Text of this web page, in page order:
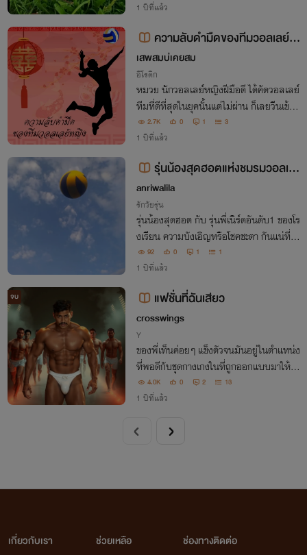
1 ปีที่แล้ว
ความลับดำมืดของทีมวอลเลย์ห
ญิง
เสพสมบ่เคยสม
อีโรติก
หมวย นักวอลเลย์หญิงฝีมือดี ได้คัดวอลเลย์
ทีมที่ดีที่สุดในยุคนั้นแต่ไม่ผ่าน ก็เลยวีนเข้าไ
ปโวยวาย ใครจะไปรู้ที่ทีมนี้เก่งที่สุดไม่ใช่แค่ฝี
มือแต่ดันเป็นเพราะว่าเคล็ดลับทางด้านกาม
2.7K 0 1 3
1 ปีที่แล้ว
รุ่นน้องสุดฮอตแห่งชมรมวอลเล
ย์บอล
anriwalila
รักวัยรุ่น
รุ่นน้องสุดฮอต กับ รุ่นพี่เนิร์ดอันดับ1 ของโร
งเรียน ความบังเอิญหรือโชคชะตา กันแน่ที่
ทำให้พวกเขาได้มาพบกัน
92 0 1 1
1 ปีที่แล้ว
จบ แฟชั่นที่ฉันเสียว
crosswings
Y
ของพี่เท็นค่อยๆ แข็งตัวจนมันอยู่ในตำแหน่ง
ที่พอดีกับชุดกางเกงในที่ถูกออกแบบมาให้โช
ว์ความเป็นชายชาตรีได้อย่างลงตัว และฉายา
สิงห์แดงที่เราเคยเรียกพี่เท็น มันก็ไม่ทำให้เสี
4.0K 0 2 13
1 ปีที่แล้ว
เกี่ยวกับเรา
ช่วยเหลือ
ช่องทางติดต่อ